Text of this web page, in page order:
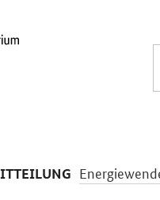
-